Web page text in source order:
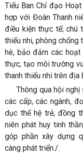
Tiểu Ban Chỉ đạo
hợp với Đoàn Thanh
điều kiện thực tế; chú
thiếu nhi, phòng
hè, bảo đảm các hoạt
thực, tạo môi trường
thanh thiếu nhi trên địa
Thông qua hội nghị
các cấp, các ngành,
dục thế hệ trẻ; đồng
niên phát huy tinh
góp phần xây dựng
càng phát triển./.